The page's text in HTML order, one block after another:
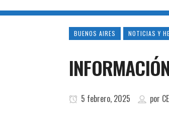
BUENOS AIRES NOTICIAS Y
5 febrero, 2025 por